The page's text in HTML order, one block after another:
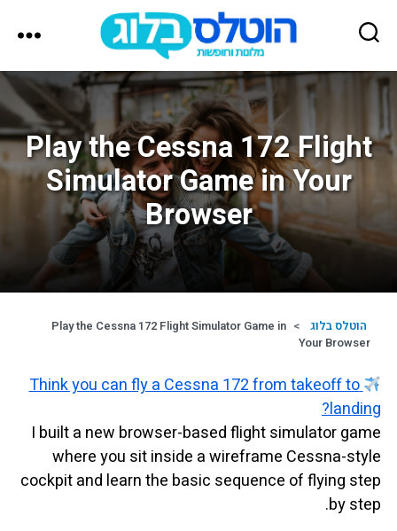
הוטלס
בלוג
Play the Cessna 172 Flight
Simulator Game in Your
Browser
הוטלס בלוג >
Play the Cessna 172 Flight Simulator Game in
Your Browser
Think you can fly a Cessna 172 from takeoff to
landing?
I built a new browser-based flight simulator game
where you sit inside a wireframe Cessna-style
cockpit and learn the basic sequence of flying step
by step.